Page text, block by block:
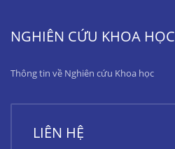
NGHIÊN CỨU KHOA HỌC
Thông tin về Nghiên cứu Khoa học
LIÊN HỆ